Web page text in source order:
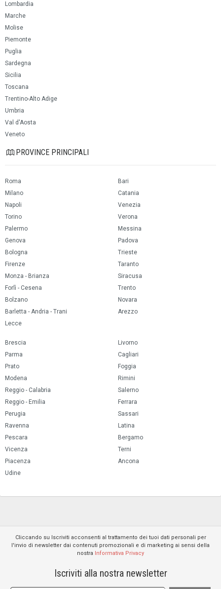
Lombardia
Marche
Molise
Piemonte
Puglia
Sardegna
Sicilia
Toscana
Trentino-Alto Adige
Umbria
Val d'Aosta
Veneto
PROVINCE PRINCIPALI
Roma
Milano
Napoli
Torino
Palermo
Genova
Bologna
Firenze
Monza - Brianza
Forlì - Cesena
Bolzano
Barletta - Andria - Trani
Lecce
Bari
Catania
Venezia
Verona
Messina
Padova
Trieste
Taranto
Siracusa
Trento
Novara
Arezzo
Brescia
Parma
Prato
Modena
Reggio - Calabria
Reggio - Emilia
Perugia
Ravenna
Pescara
Vicenza
Piacenza
Udine
Livorno
Cagliari
Foggia
Rimini
Salerno
Ferrara
Sassari
Latina
Bergamo
Terni
Ancona
Cliccando su Iscriviti acconsenti al trattamento dei tuoi dati personali per
l'invio di newsletter dai contenuti promozionali e di marketing ai sensi della
nostra Informativa Privacy
Iscriviti alla nostra newsletter